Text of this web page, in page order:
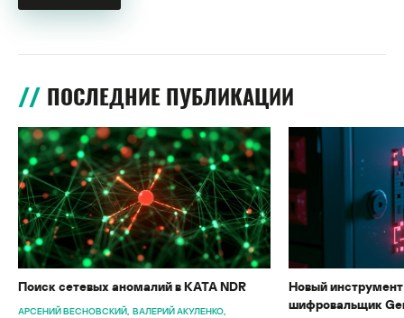
ПОСЛЕДНИЕ ПУБЛИКАЦИИ
Поиск сетевых аномалий в KATA NDR
АРСЕНИЙ ВЕСНОВСКИЙ ВАЛЕРИЙ АКУЛЕНКО
Новый
шифровальщик